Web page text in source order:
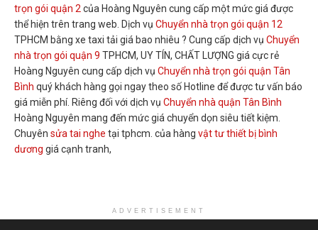
trọn gói quận 2 của Hoàng Nguyên cung cấp một mức giá được
thể hiện trên trang web. Dịch vụ Chuyển nhà trọn gói quận 12
TPHCM bằng xe taxi tải giá bao nhiêu ? Cung cấp dịch vụ Chuyển
nhà trọn gói quận 9 TPHCM, UY TÍN, CHẤT LƯỢNG giá cực rẻ
Hoàng Nguyên cung cấp dịch vụ Chuyển nhà trọn gói quận Tân
Bình quý khách hàng gọi ngay theo số Hotline để được tư vấn báo
giá miễn phí. Riêng đối với dịch vụ Chuyển nhà quận Tân Bình
Hoàng Nguyên mang đến mức giá chuyển dọn siêu tiết kiệm.
Chuyên sửa tai nghe tại tphcm. của hàng vật tư thiết bị bình
dương giá cạnh tranh,
ADVERTISEMENT